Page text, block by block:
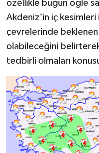
özellikle bugün öğle
Akdeniz'in iç kesimleri
çevrelerinde beklenen
olabileceğini
tedbirli olmaları